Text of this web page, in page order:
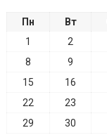
Пн Вт
1
2
8
9
15
16
22
23
29
30